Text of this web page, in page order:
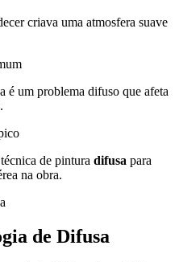
criava uma atmosfera suave
é um problema difuso que afeta
de pintura difusa para
na obra.
de Difusa